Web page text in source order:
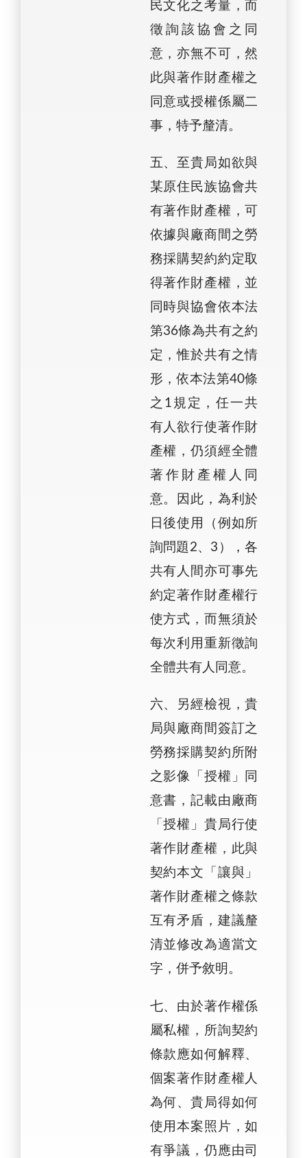
民文化之考量，而
徵詢該協會之同
意，亦無不可，然
此與著作財產權之
同意或授權係屬二
事，特予釐清。
五、至貴局如欲與
某原住民族協會共
有著作財產權，可
依據與廠商間之勞
務採購契約約定取
得著作財產權，並
同時與協會依本法
第36條為共有之約
定，惟於共有之情
形，依本法第40條
之1規定，任一共
有人欲行使著作財
產權，仍須經全體
著作財產權人同
意。因此，為利於
日後使用（例如所
詢問題2、3），各
共有人間亦可事先
約定著作財產權行
使方式，而無須於
每次利用重新徵詢
全體共有人同意。
六、另經檢視，貴
局與廠商間簽訂之
勞務採購契約所附
之影像「授權」同
意書，記載由廠商
「授權」貴局行使
著作財產權，此與
契約本文「讓與」
著作財產權之條款
互有矛盾，建議釐
清並修改為適當文
字，併予敘明。
七、由於著作權係
屬私權，所詢契約
條款應如何解釋、
個案著作財產權人
為何、貴局得如何
使用本案照片，如
有爭議，仍應由司